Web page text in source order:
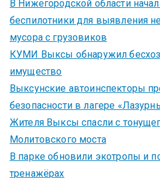
В Нижегородской области
беспилотники для выявления
мусора с грузовиков
КУМИ Выксы обнаружил
имущество
Выксунские автоинспекторы
безопасности в лагере
Жителя Выксы спасли с
Молитовского моста
В парке обновили экотропы и
тренажёрах